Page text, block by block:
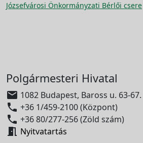
Józsefvárosi Önkormányzati Bérlői csere
Polgármesteri Hivatal
 1082 Budapest, Baross u. 63-67.
 +36 1/459-2100 (Központ)
 +36 80/277-256 (Zöld szám)
 Nyitvatartás